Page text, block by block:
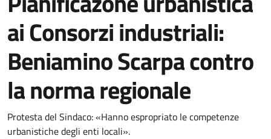
ai Consorzi industriali:
Beniamino Scarpa contro
la norma regionale
Dettagli della notizia
Protesta del Sindaco: «Hanno espropriato le competenze
urbanistiche degli enti locali».